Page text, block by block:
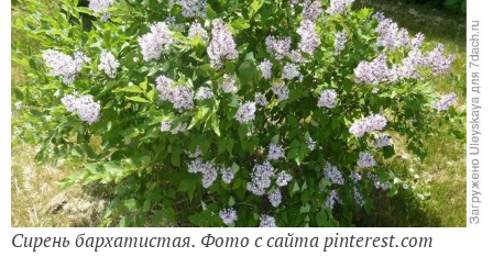
Сирень бархатистая. Фото с сайта pinterest.com